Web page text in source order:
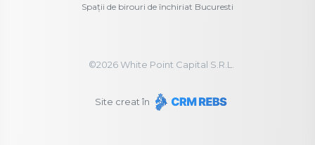
Spații de birouri de închiriat Bucuresti
©2026White Point Capital S.R.L.
Site creat în